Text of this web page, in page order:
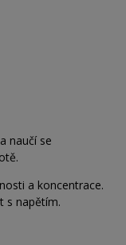
naučí se
a koncentrace.
s napětím.